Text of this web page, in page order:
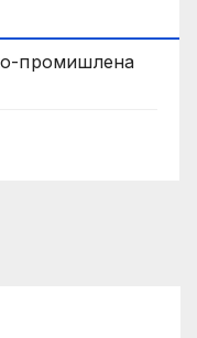
промишлена